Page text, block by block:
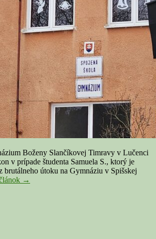
Boženy Slančíkovej Timravy v Lučenci
v prípade študenta Samuela S., ktorý je
brutálneho útoku na Gymnáziu v Spišskej
V
→